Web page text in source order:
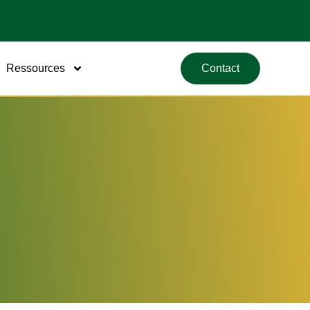
Ressources Contact